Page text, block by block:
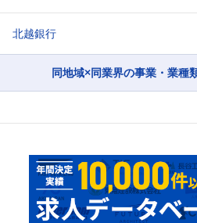
北越銀行
同地域×同業界の事業・業種